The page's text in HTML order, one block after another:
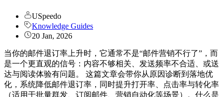
USpeedo
Knowledge Guides
20 Jan, 2026
当你的邮件退订率上升时，它通常不是“邮件营销不行了”，而
是一个更直观的信号：内容不够相关、发送频率不合适、或送
达与阅读体验有问题。 这篇文章会带你从原因诊断到落地优
化，系统降低邮件退订率，同时提升打开率、点击率与转化率
（适用于批量群发、订阅邮件、营销自动化等场景）。什么是